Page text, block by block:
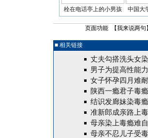
栓在电话亭上的小男孩 中国大
页面功能 【我来说两句
■ 相关链接
丈夫勾搭洗头女
男子为提高性能
女子怀孕四月难
陕西一瘾君子毒
结识发廊妹染毒
准新郎成亲路上
母亲染上毒瘾难
母亲不忍儿子受